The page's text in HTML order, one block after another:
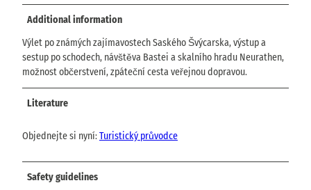
Additional information
Výlet po známých zajímavostech Saského Švýcarska, výstup a
sestup po schodech, návštěva Bastei a skalního hradu Neurathen,
možnost občerstvení, zpáteční cesta veřejnou dopravou.
Literature
Objednejte si nyní:Turistický průvodce
Safety guidelines